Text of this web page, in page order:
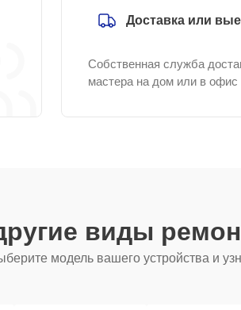
Доставка или
Собственная служба
мастера на дом или в офис
виды
модель вашего устройства и